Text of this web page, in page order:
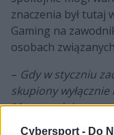
Cybersport - Do
znaczenia był tutaj
Gaming na
osobach
– Gdy w styczniu
skupiony
Momentalnie
pojawiły się też